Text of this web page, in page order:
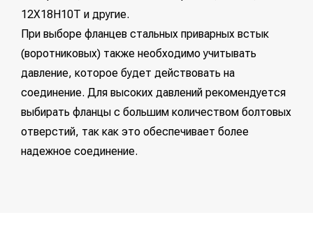
12Х18Н10Т и другие.
При выборе фланцев стальных приварных встык
(воротниковых) также необходимо учитывать
давление, которое будет действовать на
соединение. Для высоких давлений рекомендуется
выбирать фланцы с большим количеством болтовых
отверстий, так как это обеспечивает более
надежное соединение.